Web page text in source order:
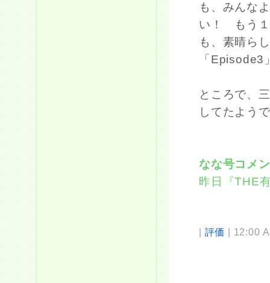
も、みんな
い！ もう１
も、素晴ら
「Episode3
ところで、
してたよう
なな号コ
昨日『THE
| 評価 | 12:00